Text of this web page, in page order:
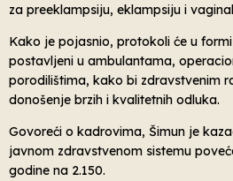
za preeklampsiju, eklampsiju i
Kako je pojasnio, protokoli će u
postavljeni u ambulantama,
porodilištima, kako bi zdravstvenim
donošenje brzih i kvalitetnih odluka.
Govoreći o kadrovima, Šimun je
javnom zdravstvenom sistemu
godine na 2.150.